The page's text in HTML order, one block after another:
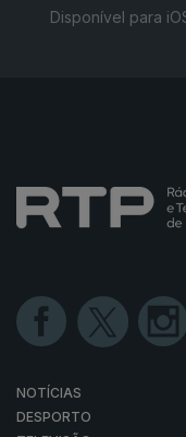
Disponível para
NOTÍCIAS
DESPORTO